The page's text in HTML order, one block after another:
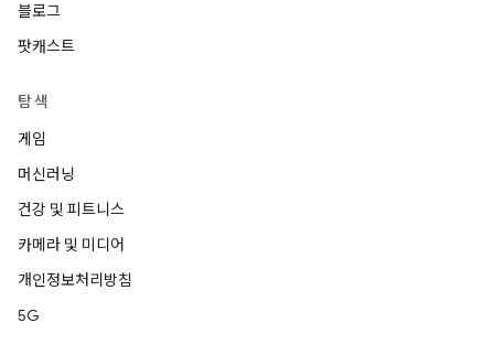
블로그
팟캐스트
탐색
게임
머신러닝
건강 및 피트니스
카메라 및 미디어
개인정보처리방침
5G